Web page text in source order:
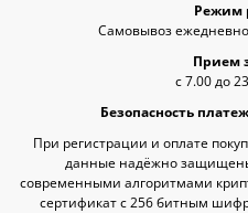
Режим
Самовывоз
Прием
с 7.00 до
Безопасность
При регистрации и оплате
данные надёжно
современными алгоритмами
сертификат c 256 битным